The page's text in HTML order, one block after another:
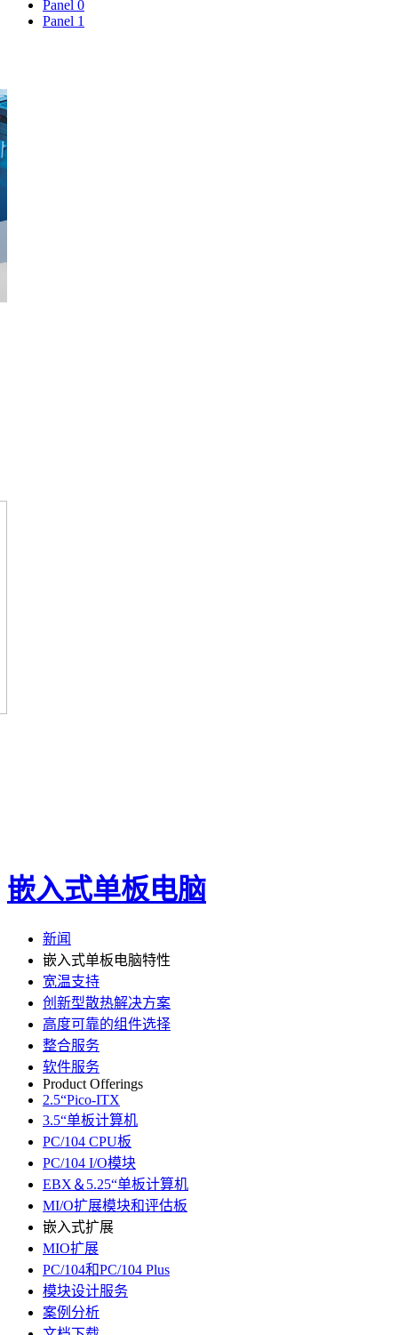
Panel 0
Panel 1
嵌入式单板电脑
新闻
嵌入式单板电脑特性
宽温支持
创新型散热解决方案
高度可靠的组件选择
整合服务
软件服务
Product Offerings
2.5“Pico-ITX
3.5“单板计算机
PC/104 CPU板
PC/104 I/O模块
EBX＆5.25“单板计算机
MI/O扩展模块和评估板
嵌入式扩展
MIO扩展
PC/104和PC/104 Plus
模块设计服务
案例分析